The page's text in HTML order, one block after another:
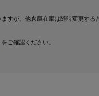
すが、他倉庫在庫は随時変更す
をご確認ください。